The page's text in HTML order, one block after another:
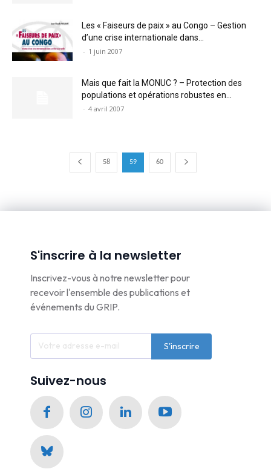
Les « Faiseurs de paix » au Congo – Gestion
d’une crise internationale dans...
- 1 juin 2007
Mais que fait la MONUC ? – Protection des
populations et opérations robustes en...
- 4 avril 2007
58 59 60
S'inscrire à la newsletter
Inscrivez-vous à notre newsletter pour
recevoir l'ensemble des publications et
événements du GRIP.
S'inscrire
Suivez-nous